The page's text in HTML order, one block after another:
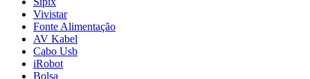
Vivistar
Fonte Alimentação
AV Kabel
Cabo Usb
iRobot
Bolsa